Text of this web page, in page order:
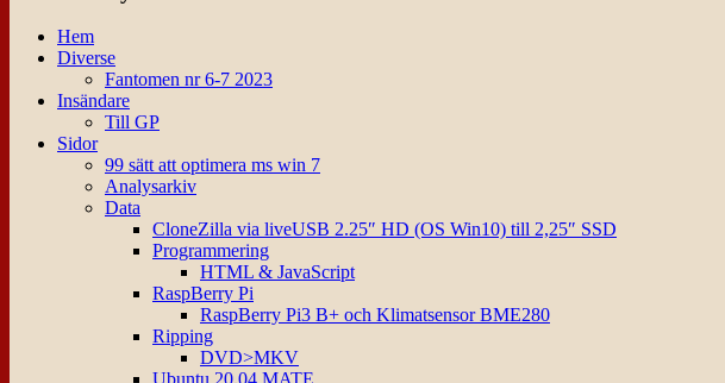
Hem
Diverse
Fantomen nr 6-7 2023
Insändare
Till GP
Sidor
99 sätt att optimera ms win 7
Analysarkiv
Data
CloneZilla via liveUSB 2.25″ HD (OS Win10) till 2,25″ SSD
Programmering
HTML & JavaScript
RaspBerry Pi
RaspBerry Pi3 B+ och Klimatsensor BME280
Ripping
DVD>MKV